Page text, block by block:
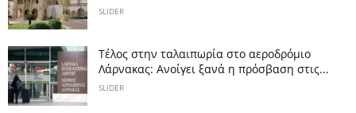
SLIDER
Tέλος στην ταλαιπωρία στο αεροδρόμιο
Λάρνακας: Ανοίγει ξανά η πρόσβαση στις...
SLIDER